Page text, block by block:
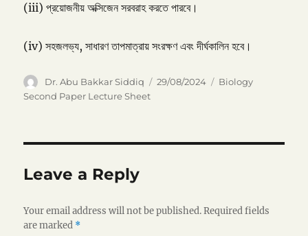
(iii) প্রয়োজনীয় অক্সিজেন সরবরাহ করতে পারবে।
(iv) সহজলভ্য, সাধারণ তাপমাত্রায় সংরক্ষণ এবং দীর্ঘকালিন হবে।
Author
Dr. Abu Bakkar Siddiq
Posted
29/08/2024 Categories
Biology
Second Paper Lecture Sheet
Leave a Reply
Your email address will not be published. Required fields
are marked *